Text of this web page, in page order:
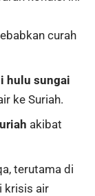
curah
hulu sungai
ke Suriah.
akibat
terutama di
krisis air